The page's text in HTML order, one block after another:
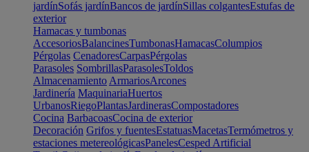
jardínSofás jardínBancos de jardínSillas colgantesEstufas de
exterior
Hamacas y tumbonas
AccesoriosBalancinesTumbonasHamacasColumpios
Pérgolas CenadoresCarpasPérgolas
Parasoles SombrillasParasolesToldos
Almacenamiento ArmariosArcones
Jardinería MaquinariaHuertos
UrbanosRiegoPlantasJardinerasCompostadores
Cocina BarbacoasCocina de exterior
Decoración Grifos y fuentesEstatuasMacetasTermómetros y
estaciones metereológicasPanelesCesped Artificial